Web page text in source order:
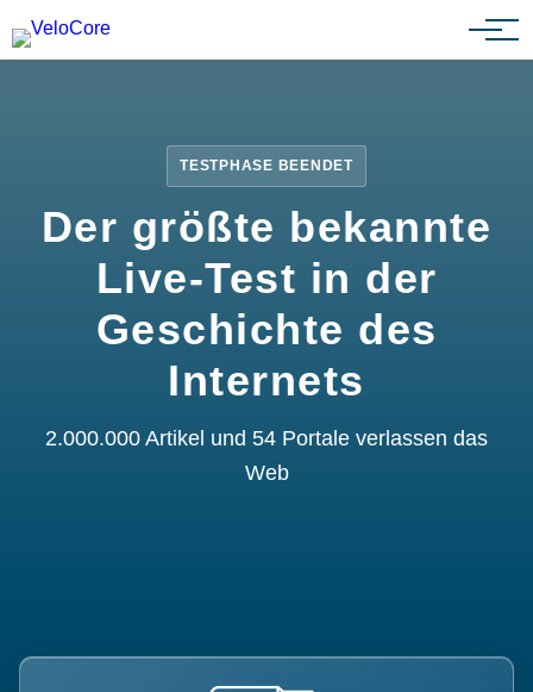
Partnerprogramm
TESTPHASE BEENDET
Der größte bekannte
Live-Test in der
Geschichte des
Internets
2.000.000 Artikel und 54 Portale verlassen das
Web